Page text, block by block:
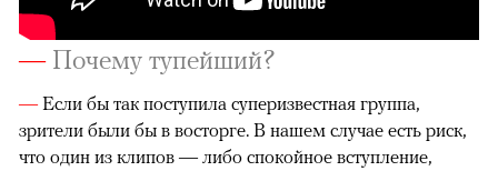
—Почему тупейший?
— Если бы так поступила суперизвестная группа,
зрители были бы в восторге. В нашем случае есть риск,
что один из клипов — либо спокойное вступление,